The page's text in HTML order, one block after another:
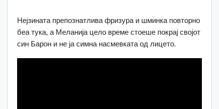
Нејзината препознатлива фризура и шминка повторно
беа тука, а Меланија цело време стоеше покрај својот
син Барон и не ја симна насмевката од лицето.